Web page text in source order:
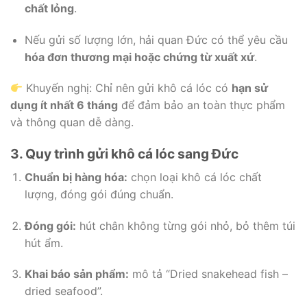
chất lỏng.
Nếu gửi số lượng lớn, hải quan Đức có thể yêu cầu
hóa đơn thương mại hoặc chứng từ xuất xứ.
Khuyến nghị: Chỉ nên gửi khô cá lóc có hạn sử
dụng ít nhất 6 tháng để đảm bảo an toàn thực phẩm
và thông quan dễ dàng.
3. Quy trình gửi khô cá lóc sang Đức
Chuẩn bị hàng hóa: chọn loại khô cá lóc chất
lượng, đóng gói đúng chuẩn.
Đóng gói: hút chân không từng gói nhỏ, bỏ thêm túi
hút ẩm.
Khai báo sản phẩm: mô tả “Dried snakehead fish –
dried seafood”.